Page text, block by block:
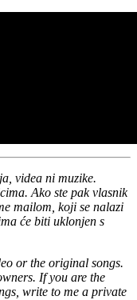
videa ni muzike.
Ako ste pak vlasnik
mailom, koji se nalazi
će biti uklonjen s
or the original songs.
If you are the
write to me a private